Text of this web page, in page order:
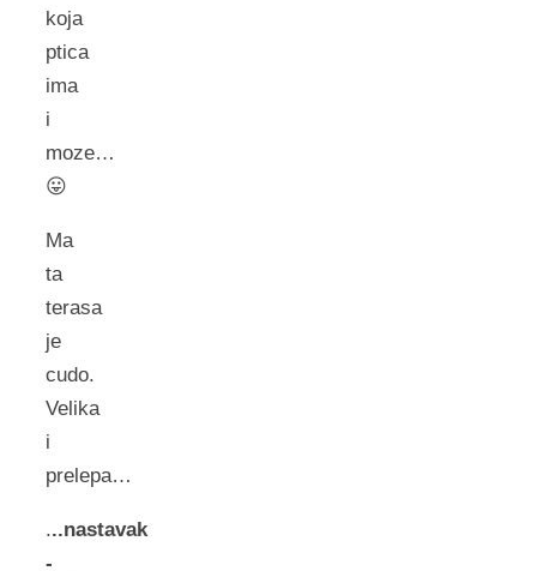
koja
ptica
ima
i
moze…
😛
Ma
ta
terasa
je
cudo.
Velika
i
prelepa…
...nastavak
-